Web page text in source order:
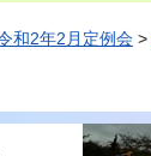
和2年2月定例会 >